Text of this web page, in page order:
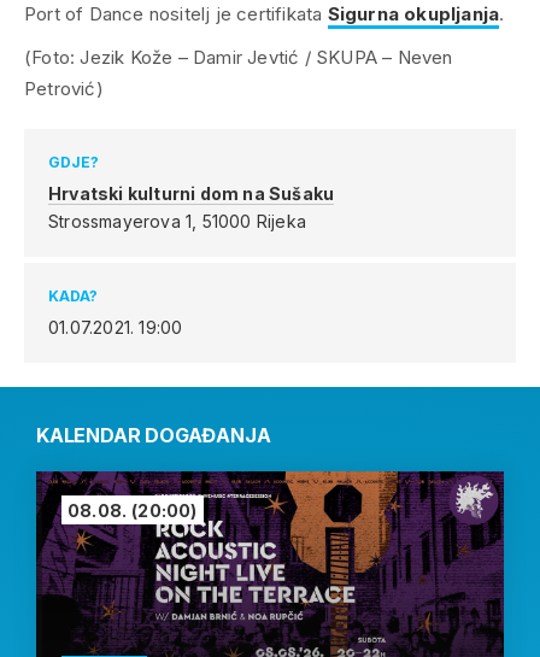
Port of Dance nositelj je certifikata Sigurna okupljanja.
(Foto: Jezik Kože – Damir Jevtić / SKUPA – Neven
Petrović)
GDJE?
Hrvatski kulturni dom na Sušaku
Strossmayerova 1, 51000 Rijeka
KADA?
01.07.2021.19:00
KALENDAR DOGAĐANJA
08.08. (20:00)